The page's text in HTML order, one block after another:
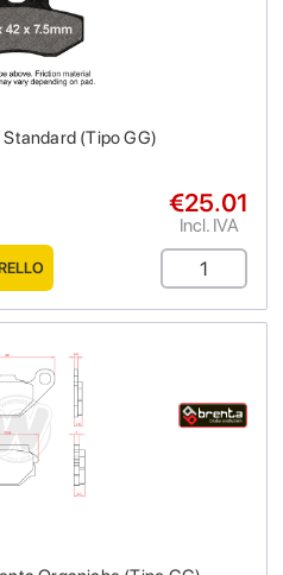
(Tipo GG)
€25.01
Incl. IVA